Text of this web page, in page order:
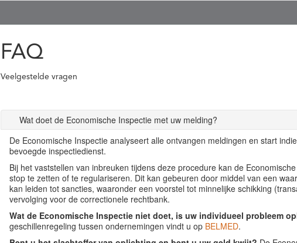
FAQ
Veelgestelde vragen
Wat doet de Economische Inspectie met uw melding?
De Economische Inspectie analyseert alle ontvangen meldingen en start
bevoegde inspectiedienst.
Bij het vaststellen van inbreuken tijdens deze procedure kan de
stop te zetten of te regulariseren. Dit kan gebeuren door middel van een
kan leiden tot sancties, waaronder een voorstel tot minnelijke schikking
vervolging voor de correctionele rechtbank.
Wat de Economische Inspectie niet doet, is uw individueel probleem
geschillenregeling tussen ondernemingen vindt u op BELMED.